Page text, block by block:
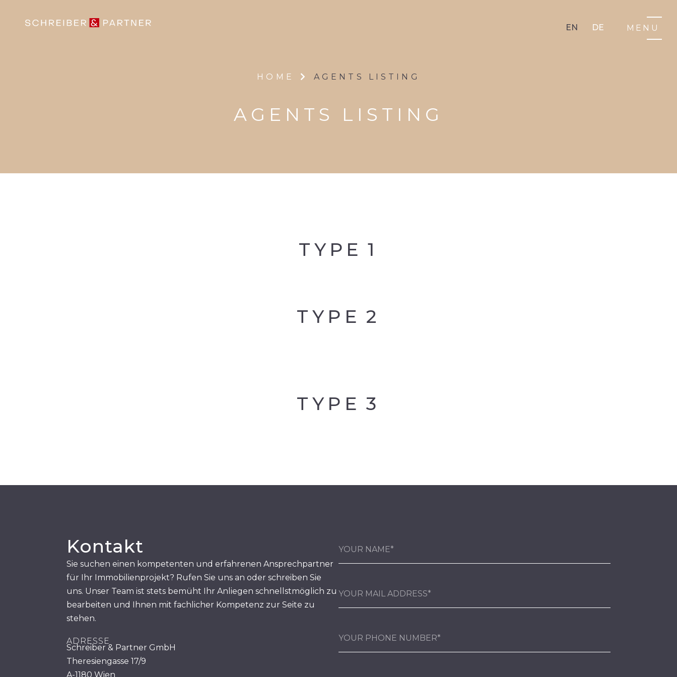
EN DE MENU
AGENTS LISTING
HOME AGENTS LISTING
TYPE 1
TYPE 2
TYPE 3
Kontakt
Sie suchen einen kompetenten und erfahrenen Ansprechpartner
für Ihr Immobilienprojekt? Rufen Sie uns an oder schreiben Sie
uns. Unser Team ist stets bemüht Ihr Anliegen schnellstmöglich zu
bearbeiten und Ihnen mit fachlicher Kompetenz zur Seite zu
stehen.
ADRESSE
Schreiber & Partner GmbH
Theresiengasse 17/9
A-1180 Wien